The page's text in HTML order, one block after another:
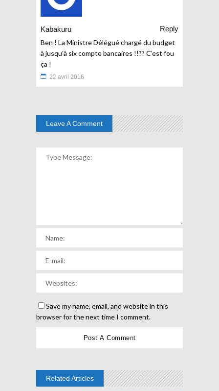
Kabakuru
Reply
Ben ! La Ministre Délégué chargé du budget
à jusqu’à six compte bancaires !!?? C’est fou
ça !
22 avril 2016
Leave A Comment
Save my name, email, and website in this
browser for the next time I comment.
Related Articles